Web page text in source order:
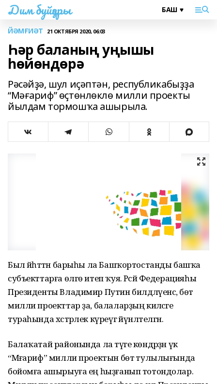
Дим буйҙары
ЙӘМҒИӘТ 21 ОКТЯБРЯ 2020, 06:03
Һәр баланың уңышы
һөйөндөрә
Рәсәйҙә, шул иҫәптән, республикабыҙҙа
“Мәғариф” өҫтөнлөклө милли проекты
йылдам тормошҡа ашырыла.
Был йәһәттән барыһы ла Башҡортостанды башҡа
субъекттарға өлгө итеп ҡуя. Рәсәй Федерацияһы
Президенты Владимир Путин билдәләүенсә, бөтә
милли проекттар ҙа, балаларҙың киләсәге
тураһында хәстәрлек күреүгә йүнәлтелгән.
Балаҡатай районында ла тәүге көндәрҙән үк
“Мәғариф” милли проектын бөтә тулылығында
бойомға ашырыуға ең һыҙғанып тотондолар.